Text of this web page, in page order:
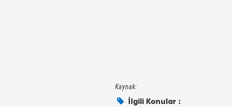
Kaynak:
İlgili Konular :